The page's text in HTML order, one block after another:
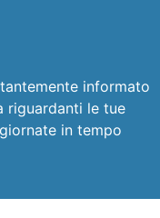
informato
riguardanti le tue
in tempo